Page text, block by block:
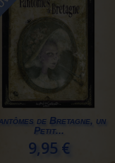
de Bretagne, un
Petit...
9,95 €